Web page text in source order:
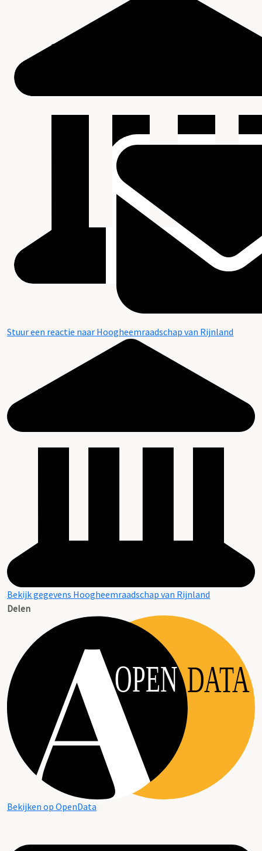
Stuur een reactie naar Hoogheemraadschap van Rijnland
Bekijk gegevens Hoogheemraadschap van Rijnland
Delen
OPEN DATA
Bekijken op OpenData